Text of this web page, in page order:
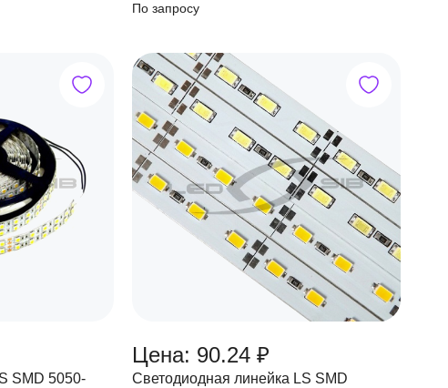
1200Lm, угол 180°
По запросу
SMD 5050-
Цена: 90.24 ₽
Светодиодная линейка LS SMD